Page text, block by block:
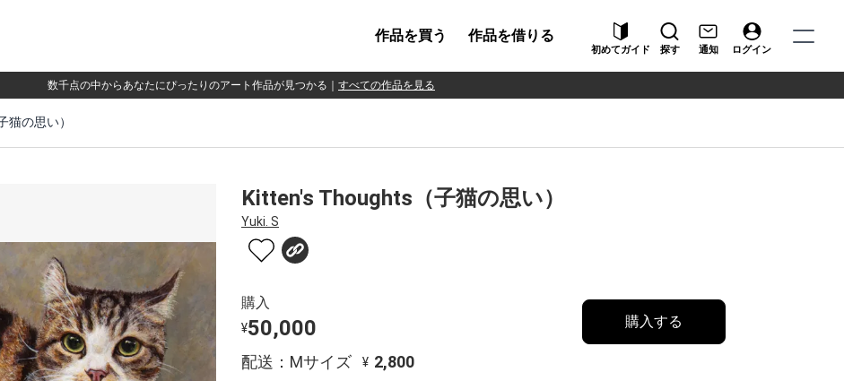
作品を買う 作品を借りる
初めてガイド 探す 通知 ログイン
数千点の中からあなたにぴったりのアート作品が見つかる すべての作品を見る
の思い）
Kitten's Thoughts（子猫の思い）
Yuki. S
購入
¥50,000
配送：Mサイズ ¥ 2,800
購入する